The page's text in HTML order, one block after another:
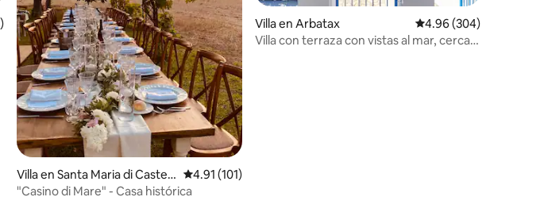
promedio: 5 de 5, 153 reseñas
Villa en Santa Maria di Castell
abate
Calificación promedio: 4.91 de 5, 101 reseñas
4.91 (101)
"Casino di Mare" - Casa histórica
Villa en Arbatax Calificación promedio:
4.96 (304)
Villa con terraza con vistas al mar, cerca